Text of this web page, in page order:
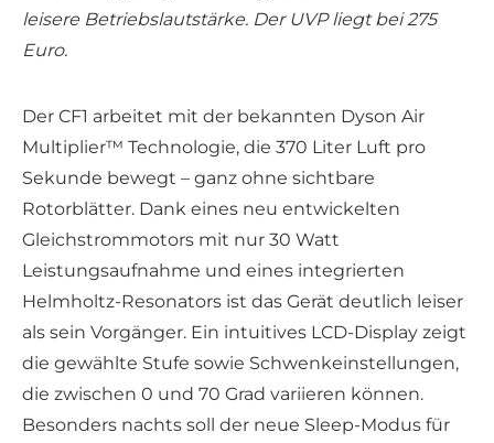
leisere Betriebslautstärke. Der UVP liegt bei 275
Euro.
Der CF1 arbeitet mit der bekannten Dyson Air
Multiplier™ Technologie, die 370 Liter Luft pro
Sekunde bewegt – ganz ohne sichtbare
Rotorblätter. Dank eines neu entwickelten
Gleichstrommotors mit nur 30 Watt
Leistungsaufnahme und eines integrierten
Helmholtz-Resonators ist das Gerät deutlich leiser
als sein Vorgänger. Ein intuitives LCD-Display zeigt
die gewählte Stufe sowie Schwenkeinstellungen,
die zwischen 0 und 70 Grad variieren können.
Besonders nachts soll der neue Sleep-Modus für